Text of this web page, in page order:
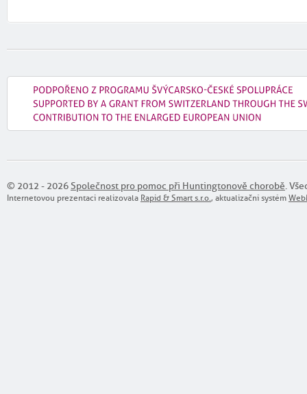
© 2012 - 2026Společnost pro pomoc při Huntingtonově chorobě.
Internetovou prezentaci realizovala Rapid & Smart s.r.o., aktualizační systém